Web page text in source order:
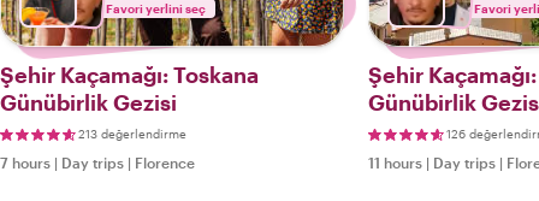
Favori yerlini seç
Şehir Kaçamağı: Toskana
Günübirlik Gezisi
213 değerlendirme
7 hours | Day trips | Florence
Favori
Şehir
Günübirlik
126
11 hours | Day trips |